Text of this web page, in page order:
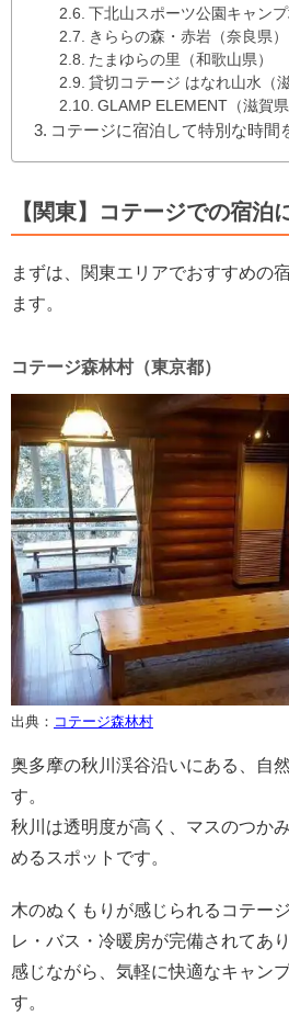
下北山スポーツ公園キャンプ
きららの森・赤岩（奈良県）
たまゆらの里（和歌山県）
貸切コテージ はなれ山水（滋
GLAMP ELEMENT（滋賀県
コテージに宿泊して特別な時間
【関東】コテージでの宿泊
まずは、関東エリアでおすすめの
ます。
コテージ森林村（東京都）
出典： コテージ森林村
奥多摩の秋川渓谷沿いにある、自
す。
秋川は透明度が高く、マスのつか
めるスポットです。
木のぬくもりが感じられるコテー
レ・バス・冷暖房が完備されてあ
感じながら、気軽に快適なキャン
す。